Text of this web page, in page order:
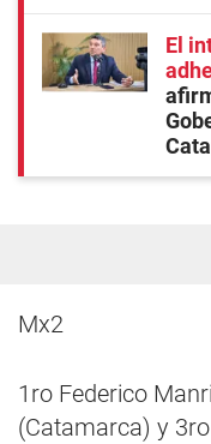
El
Mx2
1ro Federico
(Catamarca) y